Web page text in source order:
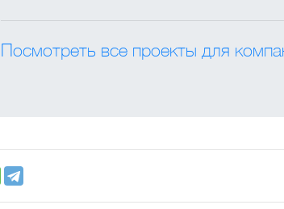
Посмотреть все проекты для